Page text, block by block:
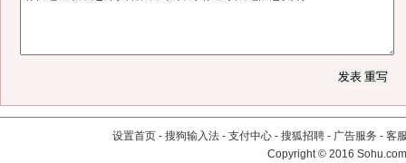
设置首页 - 搜狗输入法 - 支付中心 - 搜狐招聘 - 广告服务 - 客
Copyright©2016